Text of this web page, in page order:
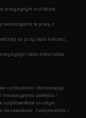
precyzyjnych kształtów,
niezastąpione w pracy z
się przy cięciu kartonu,
cięciu materiałów
rozwiązania i dostosowując
podejściu i
użytkowników na całym
niezawodność, funkcjonalność i